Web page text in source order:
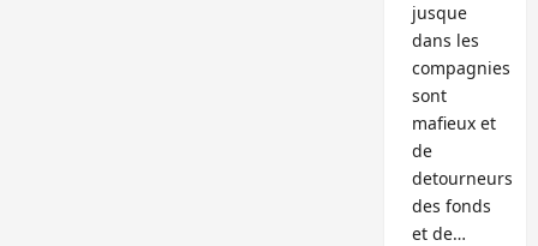
jusque
dans les
compagnies
sont
mafieux et
de
detourneurs
des fonds
et de…